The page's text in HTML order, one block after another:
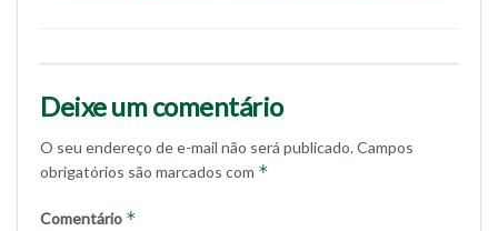
Deixe um comentário
O seu endereço de e-mail não será publicado.Campos
obrigatórios são marcados com *
Comentário *